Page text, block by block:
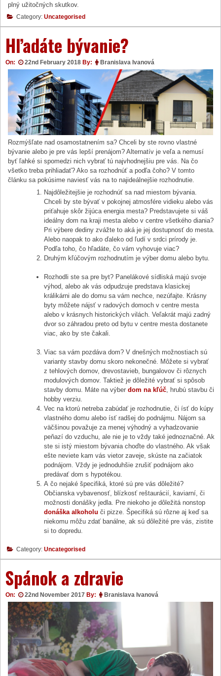
plný užitočných skutkov.
Category: Uncategorised
Hľadáte bývanie?
On: 22nd February 2018 By: Branislava Ivanová
Rozmýšľate nad osamostatnením sa? Chceli by ste rovno vlastné
bývanie alebo je pre vás lepší prenájom? Alternatív je veľa a nemusí
byť ľahké si spomedzi nich vybrať tú najvhodnejšiu pre vás. Na čo
všetko treba prihliadať? Ako sa rozhodnúť a podľa čoho? V tomto
článku sa pokúsime naviesť vás na to najideálnejšie rozhodnutie.
Najdôležitejšie je rozhodnúť sa nad miestom bývania.
Chceli by ste bývať v pokojnej atmosfére vidieku alebo vás
priťahuje skôr žijúca energia mesta? Predstavujete si váš
ideálny dom na kraji mesta alebo v centre všetkého diania?
Pri výbere dediny zvážte to aká je jej dostupnosť do mesta.
Alebo naopak to ako ďaleko od ľudí v srdci prírody je.
Podľa toho, čo hľadáte, čo vám vyhovuje viac?
Druhým kľúčovým rozhodnutím je výber domu alebo bytu.
Rozhodli ste sa pre byt? Panelákové sídliská majú svoje
výhod, alebo ak vás odpudzuje predstava klasickej
králikárni ale do domu sa vám nechce, nezúfajte. Krásny
byty môžete nájsť v radových domoch v centre mesta
alebo v krásnych historických vilách. Veľakrát majú zadný
dvor so záhradou preto od bytu v centre mesta dostanete
viac, ako by ste čakali.
Viac sa vám pozdáva dom? V dnešných možnostiach sú
varianty stavby domu skoro nekonečné. Môžete si vybrať
z tehlových domov, drevostavieb, bungalovov či rôznych
modulových domov. Taktiež je dôležité vybrať si spôsob
stavby domu. Máte na výberdom na kľúč , hrubú stavbu či
hobby verziu.
Vec na ktorú netreba zabúdať je rozhodnutie, či ísť do kúpy
vlastného domu alebo ísť radšej do podnájmu. Nájom sa
väčšinou považuje za menej výhodný a vyhadzovanie
peňazí do vzduchu, ale nie je to vždy také jednoznačné. Ak
ste si istý miestom bývania choďte do vlastného. Ak však
ešte neviete kam vás vietor zaveje, skúste na začiatok
podnájom. Vždy je jednoduhšie zrušiť podnájom ako
predávať dom s hypotékou.
A čo nejaké špecifiká, ktoré sú pre vás dôležité?
Občianska vybavenosť, blízkosť reštaurácií, kaviarní, či
možnosti donášky jedla. Pre niekoho je dôležitá nonstop
donáška alkoholu či pizze. Špecifiká sú rôzne aj keď sa
niekomu môžu zdať banálne, ak sú dôležité pre vás, zistite
si to dopredu.
Category: Uncategorised
Spánok a zdravie
On: 22nd November 2017 By: Branislava Ivanová